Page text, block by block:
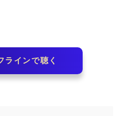
ラインで聴く